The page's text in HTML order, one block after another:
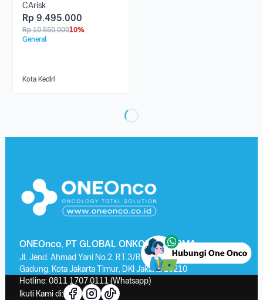
CArisk
Rp 9.495.000
Rp 10.550.00010%
General
Kota Kediri
ONEOnco, PT GLOBAL ONKOLAB FARMA
Jl. Jend. Ahmad Yani No.2, RT.3/RW.13, Kayu Putih, Kec. Pulo
Gadung, Kota Jakarta Timur, DKI Jakarta 13210
Hotline: 0811 1707 0111 (Whatsapp)
Ikuti Kami di: